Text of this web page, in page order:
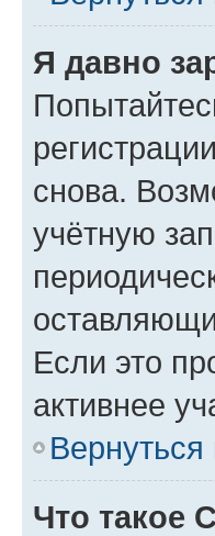
Я давно
снова.
учётную
Если это
активнее
Вернуться
Что такое